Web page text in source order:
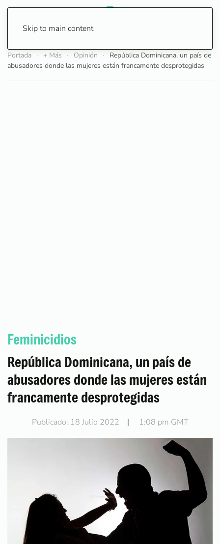
Skip to main content
Portada + Más Opinión
República Dominicana, un país de
abusadores donde las mujeres están francamente desprotegidas
Feminicidios
República Dominicana, un país de
abusadores donde las mujeres están
francamente desprotegidas
Publicado: 18 Julio 2022 | 1:08 pm GMT